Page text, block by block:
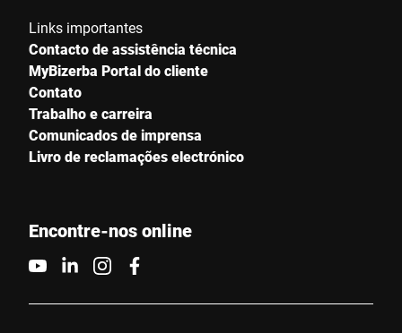
Links importantes
Contacto de assistência técnica
MyBizerba Portal do cliente
Contato
Trabalho e carreira
Comunicados de imprensa
Livro de reclamações electrónico
Encontre-nos online